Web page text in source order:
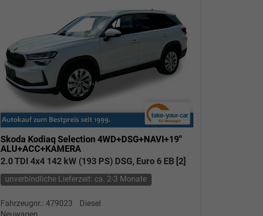
Skoda Kodiaq Selection 4WD+DSG+NAVI+19''
ALU+ACC+KAMERA
2.0 TDI 4x4 142 kW (193 PS) DSG, Euro 6 EB [2]
unverbindliche Lieferzeit: ca. 2-3 Monate
Fahrzeugnr.: 479023
Diesel